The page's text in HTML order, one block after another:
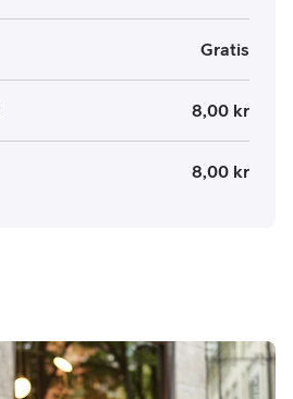
Gratis
8,00 kr
8,00 kr